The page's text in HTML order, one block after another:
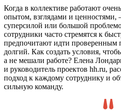
Когда в коллективе работают
опытом, взглядами и ценностями,
суперсилой или большой
сотрудники часто стремятся к
предпочитают идти проверенным
долгий. Как создать условия,
а не мешали работе? Елена
и руководитель проектов hh.ru,
подход к каждому сотруднику и
сильную команду.